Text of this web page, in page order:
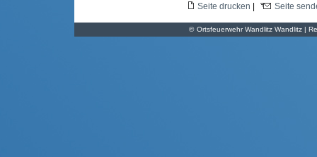
Seite drucken Seite
© Ortsfeuerwehr Wandlitz Wandlitz |